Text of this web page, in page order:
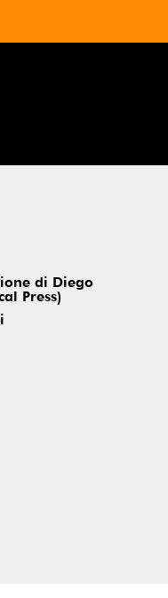
di Diego
Press)